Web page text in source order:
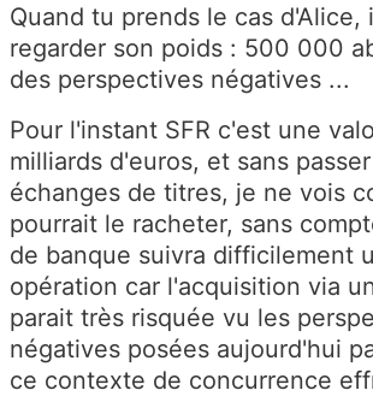
Quand tu prends le cas d'Alice,
regarder son poids : 500 000
des perspectives négatives ...
Pour l'instant SFR c'est une
milliards d'euros, et sans
échanges de titres, je ne vois
pourrait le racheter, sans
de banque suivra difficilement
opération car l'acquisition via
parait très risquée vu les
négatives posées aujourd'hui
ce contexte de concurrence